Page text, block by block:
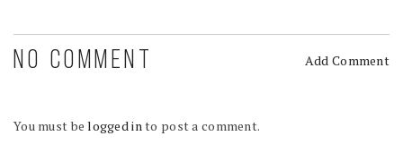
NO COMMENT Add Comment
You must belogged into post a comment.